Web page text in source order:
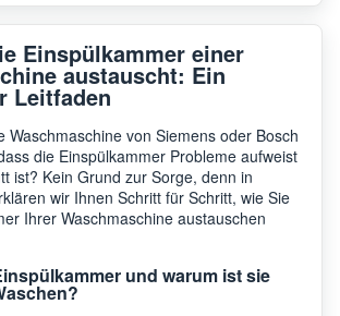
Einspülkammer einer
austauscht: Ein
Leitfaden
Waschmaschine von Siemens oder Bosch
die Einspülkammer Probleme aufweist
ist? Kein Grund zur Sorge, denn in
wir Ihnen Schritt für Schritt, wie Sie
Ihrer Waschmaschine austauschen
und warum ist sie